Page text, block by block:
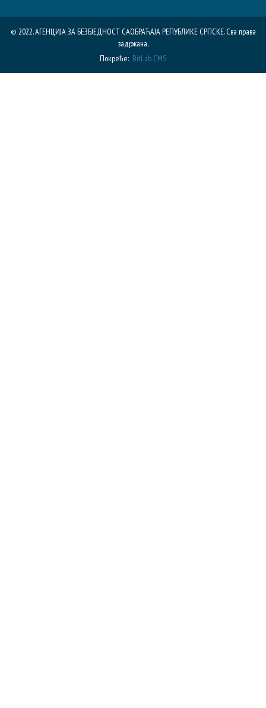
© 2022. АГЕНЦИЈА ЗА БЕЗБЈЕДНОСТ САОБРАЋАЈА РЕПУБЛИКE СРПСКЕ. Сва права
задржана.
Покреће: BitLab CMS